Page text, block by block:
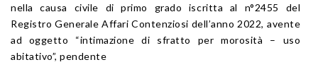
nella causa civile di primo grado iscritta al n°2455 del
Registro Generale Affari Contenziosi dell’anno 2022, avente
ad oggetto “intimazione di sfratto per morosità – uso
abitativo”, pendente